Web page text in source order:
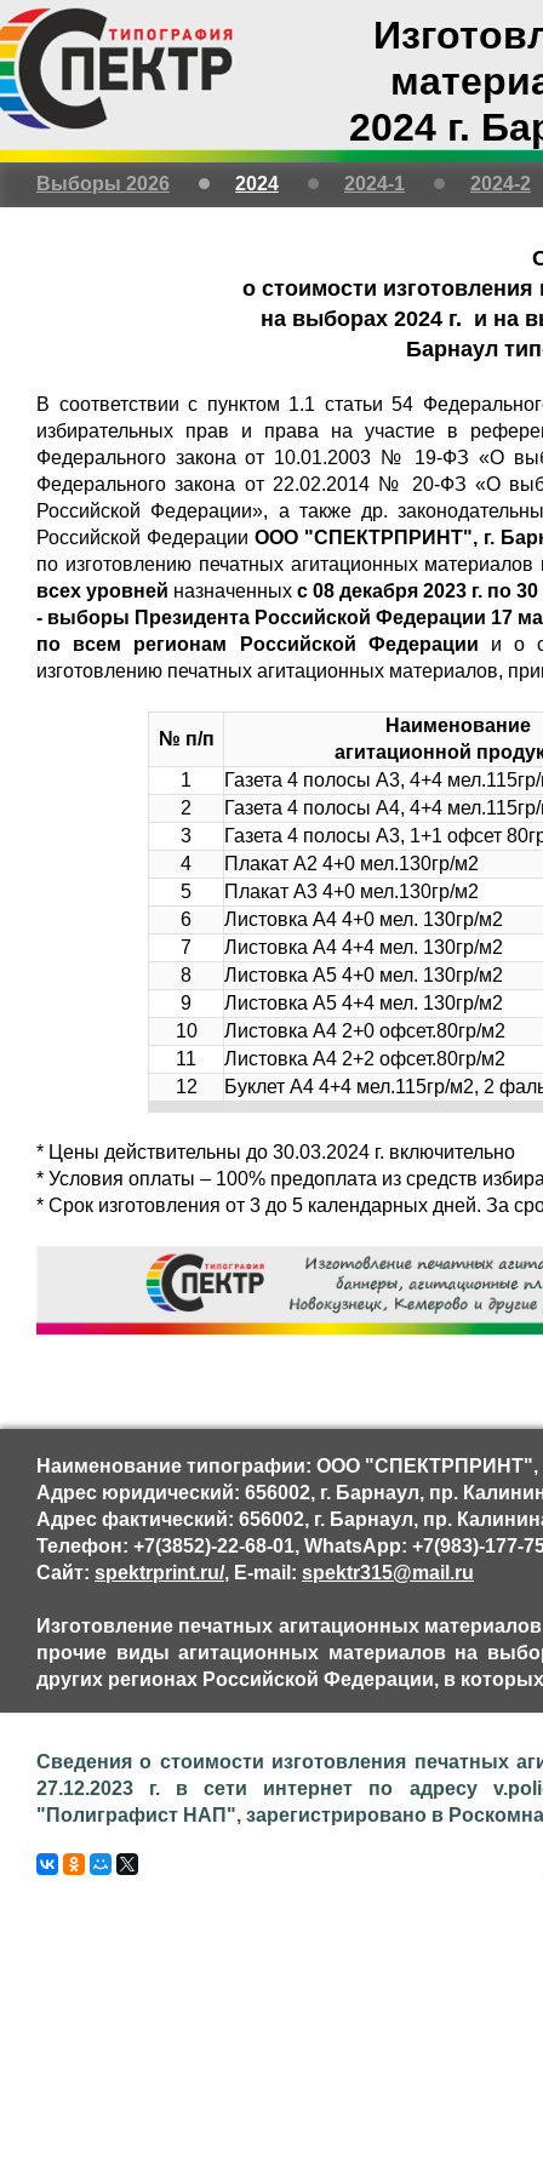
2024 г.
Выборы 2026 2024 2024-1 2024-2
о стоимости
на выборах 2024 г. и на
Барнаул
В соответствии с пунктом 1.1 статьи 54
избирательных прав и права на участие в
Федерального закона от 10.01.2003 № 19-ФЗ «О
Федерального закона от 22.02.2014 № 20-ФЗ «О
Российской Федерации», а также др.
Российской Федерации ООО "СПЕКТРПРИНТ", г.
по изготовлению печатных агитационных
всех уровней назначенных с 08 декабря 2023 г. по
- выборы Президента Российской Федерации 17
по всем регионам Российской Федерации и о
изготовлению печатных агитационных материалов,
№ п/п
Наименование
агитационной
1
Газета 4 полосы А3, 4+4
2
Газета 4 полосы А4, 4+4
3
Газета 4 полосы А3, 1+1 офсет
4
Плакат А2 4+0 мел.130гр/м2
5
Плакат А3 4+0 мел.130гр/м2
6
Листовка А4 4+0 мел. 130гр/м2
7
Листовка А4 4+4 мел. 130гр/м2
8
Листовка А5 4+0 мел. 130гр/м2
9
Листовка А5 4+4 мел. 130гр/м2
10
Листовка А4 2+0 офсет.80гр/м2
11
Листовка А4 2+2 офсет.80гр/м2
12
Буклет А4 4+4 мел.115гр/м2, 2
* Цены действительны до 30.03.2024 г. включительно
* Условия оплаты – 100% предоплата из средств
* Срок изготовления от 3 до 5 календарных дней. За
Наименование типографии: ООО "СПЕКТРПРИНТ",
Адрес юридический: 656002, г. Барнаул, пр.
Адрес фактический: 656002, г. Барнаул, пр.
Телефон: +7(3852)-22-68-01, WhatsApp: +7(983)-177-
Сайт: spektrprint.ru/, E-mail: spektr315@mail.ru
Изготовление печатных агитационных
прочие виды агитационных материалов на
других регионах Российской Федерации, в
Сведения о стоимости изготовления печатных
27.12.2023 г. в сети интернет по адресу
"Полиграфист НАП", зарегистрировано в